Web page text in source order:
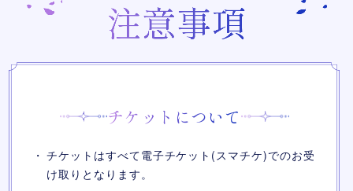
チケットについて
チケットはすべて電子チケット(スマチケ)でのお受
け取りとなります。